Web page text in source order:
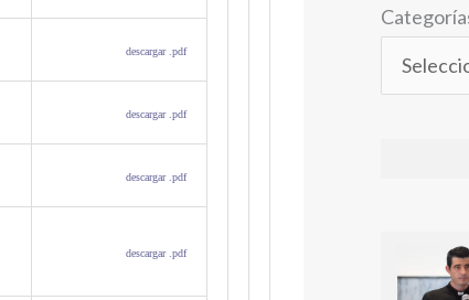
descargar .pdf
descargar .pdf
descargar .pdf
descargar .pdf